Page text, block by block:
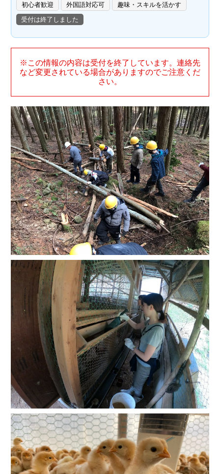
初心者歓迎 外国語対応可
趣味・スキルを活かす
受付は終了しました
※この情報の内容は受付を終了しています。連絡先
など変更されている場合がありますのでご注意くだ
さい。